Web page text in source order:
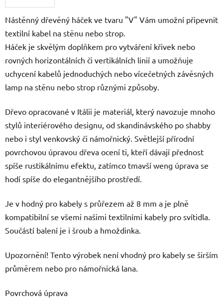
Nástěnný dřevěný háček ve tvaru "V" Vám umožní připevnit
textilní kabel na stěnu nebo strop.
Háček je skvělým doplňkem pro vytváření křivek nebo
rovných horizontálních či vertikálních linií a umožňuje
uchycení kabelů jednoduchých nebo vícečetných závěsných
lamp na stěnu nebo strop různými způsoby.
Dřevo opracované v Itálii je materiál, který navozuje mnoho
stylů interiérového designu, od skandinávského po shabby
nebo i styl venkovský či námořnický. Světlejší přírodní
povrchovou úpravou dřeva ocení ti, kteří dávají přednost
spíše rustikálnímu efektu, zatímco tmavší weng úprava se
hodí spíše do elegantnějšího prostředí.
Je v hodný pro kabely s průřezem až 8 mm a je plně
kompatibilní se všemi našimi textilními kabely pro svítidla.
Součástí balení je i šroub a hmoždinka.
Upozornění! Tento výrobek není vhodný pro kabely se širším
průměrem nebo pro námořnická lana.
Povrchová úprava